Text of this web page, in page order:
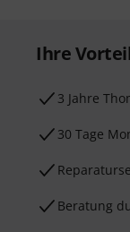
Ihre
3 Jahre
30 Tage
Beratung